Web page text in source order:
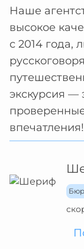
Наше
высокое
с 2014 года,
экскурсия —
впечатления!